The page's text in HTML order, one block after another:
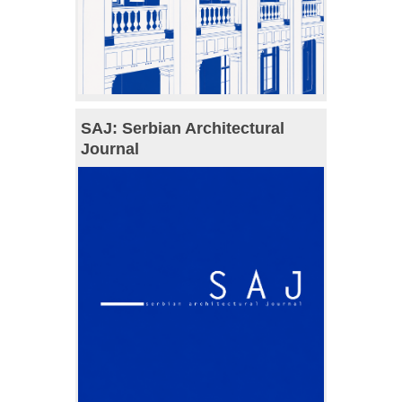
SAJ: Serbian Architectural
Journal